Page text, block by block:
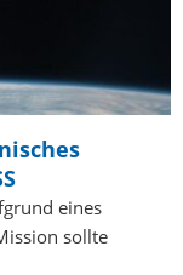
eines
sollte